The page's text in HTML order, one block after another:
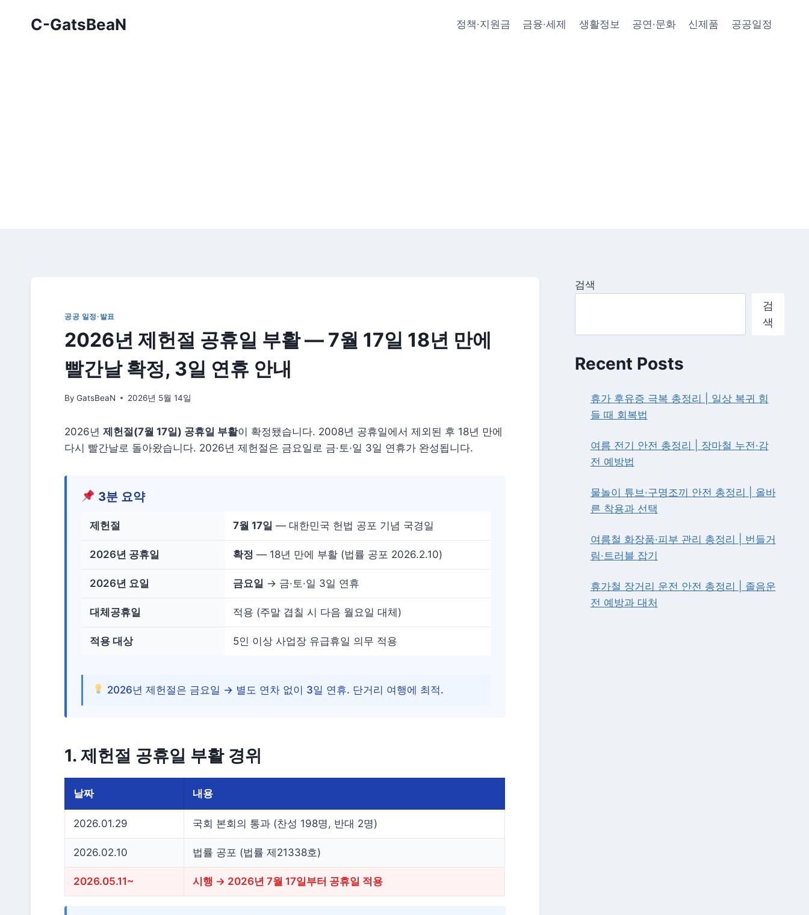
C-GatsBeaN 정책·지원금 금융·세제 생활정보 공연·문화 신제품 공공일정
공공 일정·발표
2026년 제헌절 공휴일 부활 — 7월 17일 18년 만에
빨간날 확정, 3일 연휴 안내
By GatsBeaN 2026년 5월 14일
2026년 제헌절(7월 17일) 공휴일 부활이 확정됐습니다. 2008년 공휴일에서 제외된 후 18년 만에
다시 빨간날로 돌아왔습니다. 2026년 제헌절은 금요일로 금·토·일 3일 연휴가 완성됩니다.
3분 요약
제헌절 7월 17일 — 대한민국 헌법 공포 기념 국경일
2026년 공휴일 확정 — 18년 만에 부활 (법률 공포 2026.2.10)
2026년 요일 금요일 → 금·토·일 3일 연휴
대체공휴일 적용 (주말 겹칠 시 다음 월요일 대체)
적용 대상 5인 이상 사업장 유급휴일 의무 적용
2026년 제헌절은 금요일 → 별도 연차 없이 3일 연휴. 단거리 여행에 최적.
1. 제헌절 공휴일 부활 경위
날짜 내용
2026.01.29 국회 본회의 통과 (찬성 198명, 반대 2명)
2026.02.10 법률 공포 (법률 제21338호)
2026.05.11~ 시행 → 2026년 7월 17일부터 공휴일 적용
검색
검
색
Recent Posts
휴가 후유증 극복 총정리 | 일상 복귀 힘
들 때 회복법
여름 전기 안전 총정리 | 장마철 누전·감
전 예방법
물놀이 튜브·구명조끼 안전 총정리 | 올바
른 착용과 선택
여름철 화장품·피부 관리 총정리 | 번들거
림·트러블 잡기
휴가철 장거리 운전 안전 총정리 | 졸음운
전 예방과 대처